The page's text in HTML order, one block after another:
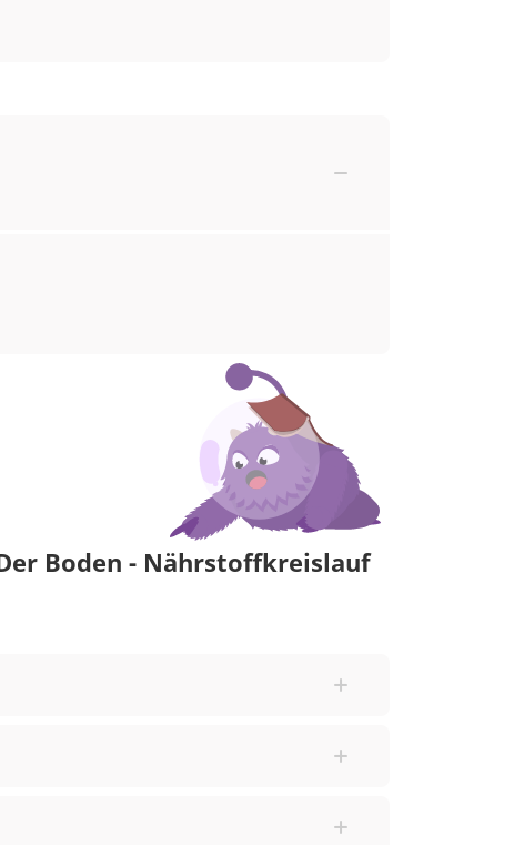
Boden - Nährstoffkreislauf